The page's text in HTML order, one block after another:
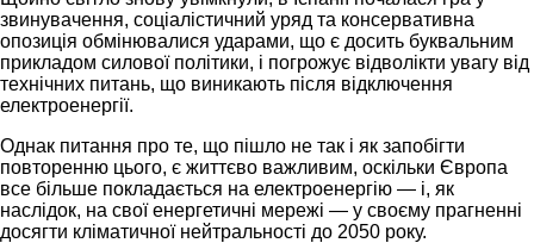
звинувачення, соціалістичний уряд та консервативна
опозиція обмінювалися ударами, що є досить буквальним
прикладом силової політики, і погрожує відволікти увагу від
технічних питань, що виникають після відключення
електроенергії.
Однак питання про те, що пішло не так і як запобігти
повторенню цього, є життєво важливим, оскільки Європа
все більше покладається на електроенергію — і, як
наслідок, на свої енергетичні мережі — у своєму прагненні
досягти кліматичної нейтральності до 2050 року.